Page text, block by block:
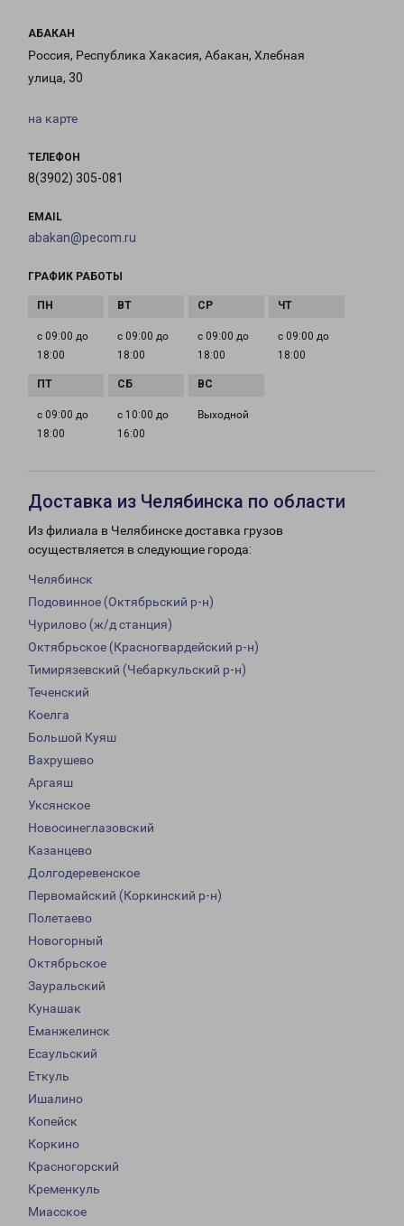
АБАКАН
Россия, Республика Хакасия, Абакан, Хлебная
улица, 30
на карте
ТЕЛЕФОН
8(3902) 305-081
EMAIL
abakan@pecom.ru
ГРАФИК РАБОТЫ
с 09:00 до
18:00
с 09:00 до
18:00
с 09:00 до
18:00
с 09:00 до
18:00
с 09:00 до
18:00
с 10:00 до
16:00
Выходной
Доставка из Челябинска по области
Из филиала в Челябинске доставка грузов
осуществляется в следующие города:
Челябинск
Подовинное (Октябрьский р-н)
Чурилово (ж/д станция)
Октябрьское (Красногвардейский р-н)
Тимирязевский (Чебаркульский р-н)
Теченский
Коелга
Большой Куяш
Вахрушево
Аргаяш
Уксянское
Новосинеглазовский
Казанцево
Долгодеревенское
Первомайский (Коркинский р-н)
Полетаево
Новогорный
Октябрьское
Зауральский
Кунашак
Еманжелинск
Есаульский
Еткуль
Ишалино
Копейск
Коркино
Красногорский
Кременкуль
Миасское